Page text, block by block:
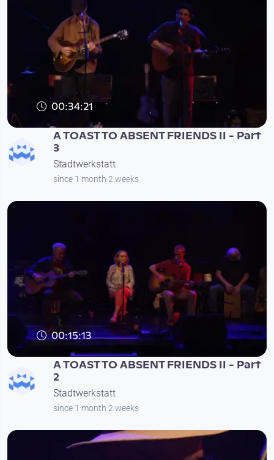
00:34:21
A TOAST TO ABSENT FRIENDS II - Part
3
Stadtwerkstatt
since 1 month 2 weeks
00:15:13
A TOAST TO ABSENT FRIENDS II - Part
2
Stadtwerkstatt
since 1 month 2 weeks